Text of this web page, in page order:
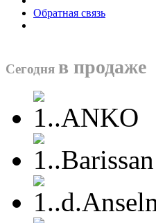
Обратная связь
Сегодня в продаже